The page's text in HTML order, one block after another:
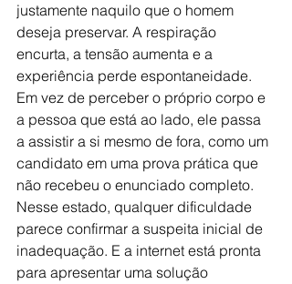
justamente naquilo que o homem
deseja preservar. A respiração
encurta, a tensão aumenta e a
experiência perde espontaneidade.
Em vez de perceber o próprio corpo e
a pessoa que está ao lado, ele passa
a assistir a si mesmo de fora, como um
candidato em uma prova prática que
não recebeu o enunciado completo.
Nesse estado, qualquer dificuldade
parece confirmar a suspeita inicial de
inadequação. E a internet está pronta
para apresentar uma solução